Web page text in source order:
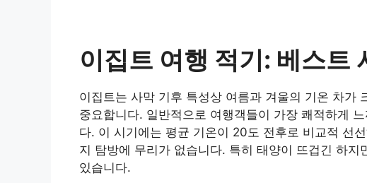
이집트 여행 적기: 베스트
이집트는 사막 기후 특성상 여름과 겨울의 기온 차가
중요합니다. 일반적으로 여행객들이 가장 쾌적하게
다. 이 시기에는 평균 기온이 20도 전후로 비교적 선
지 탐방에 무리가 없습니다. 특히 태양이 뜨겁긴 하
있습니다.